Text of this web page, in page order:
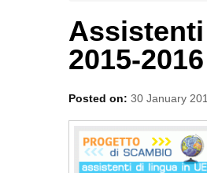
2015-2016
Posted on: 30 January